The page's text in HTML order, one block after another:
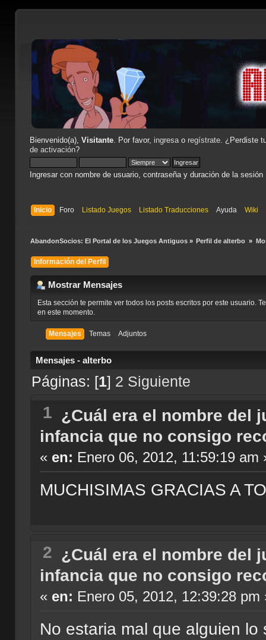
Bienvenido(a), Visitante. Por favor, ingresao regístrate. ¿Perdiste
de activación?
Ingresar con nombre de usuario, contraseña y duración de la sesión
Inicio Foro Listado Juegos Listado Traducciones Ayuda Wiki
AbandonSocios: El Portal de los Juegos Antiguos» Perfil de alterbo »
Información del Perfil
Mostrar Mensajes
Esta sección te permite ver todos los posts escritos por este usuario.
en este momento.
Mensajes Temas Adjuntos
Mensajes - alterbo
Páginas: [1] 2 Siguiente
1 ¿Cuál era el nombre del
infancia que no consigo
« en: Enero 06, 2012, 11:59:19 am
MUCHISIMAS GRACIAS A
2 ¿Cuál era el nombre del
infancia que no consigo
« en: Enero 05, 2012, 12:39:28 pm
No estaria mal que alguien